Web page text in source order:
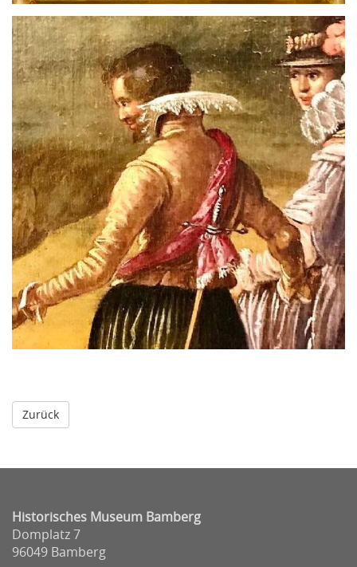
Historisches Museum Bamberg
Domplatz 7
96049 Bamberg